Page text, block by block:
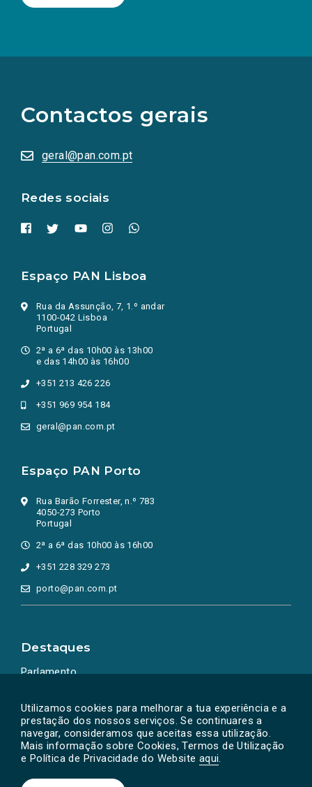
Utilizamos cookies para melhorar a tua experiência e a
prestação dos nossos serviços. Se continuares a
navegar, consideramos que aceitas essa utilização.
Mais informação sobre Cookies, Termos de Utilização
e Política de Privacidade do Website aqui.
Contactos gerais
geral@pan.com.pt
Redes sociais
redes
sociais
numa
nova
Espaço PAN Lisboa
Rua da Assunção, 7, 1.º andar
1100-042 Lisboa
Portugal
2ª a 6ª das 10h00 às 13h00
e das 14h00 às 16h00
+351 213 426 226
+351 969 954 184
geral@pan.com.pt
Espaço PAN Porto
Rua Barão Forrester, n.º 783
4050-273 Porto
Portugal
2ª a 6ª das 10h00 às 16h00
+351 228 329 273
porto@pan.com.pt
Destaques
Parlamento